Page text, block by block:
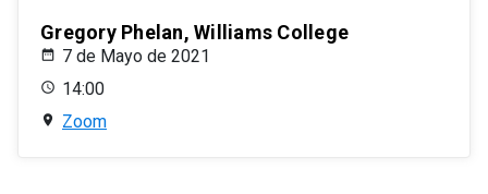
Gregory Phelan, Williams College
7 de Mayo de 2021
14:00
Zoom